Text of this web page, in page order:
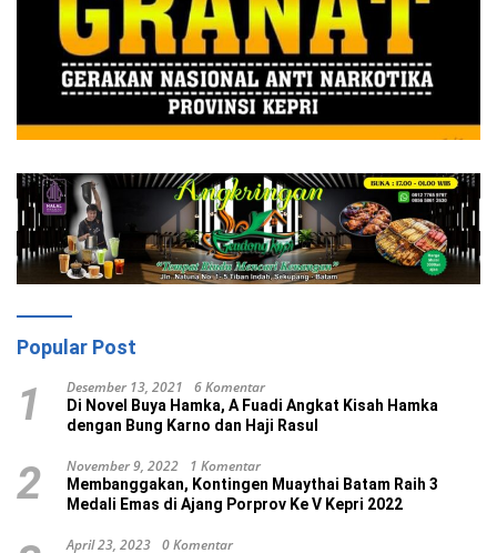
Popular Post
1 Desember 13, 2021 6 Komentar
Di Novel Buya Hamka, A Fuadi Angkat Kisah Hamka
dengan Bung Karno dan Haji Rasul
2 November 9, 2022 1 Komentar
Membanggakan, Kontingen Muaythai Batam Raih 3
Medali Emas di Ajang Porprov Ke V Kepri 2022
April 23, 2023 0 Komentar